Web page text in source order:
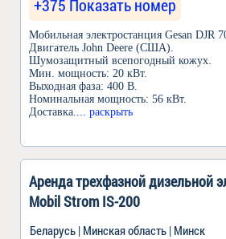
+375 Показать номер
Мобильная электростанция Gesan DJR
Двигатель John Deere (США).
Шумозащитный всепогодный кожух.
Мин. мощность: 20 кВт.
Выходная фаза: 400 В.
Номинальная мощность: 56 кВт.
Доставка.
... раскрыть
Аренда трехфазной дизельной
Mobil Strom IS-200
Беларусь | Минская область | Минск